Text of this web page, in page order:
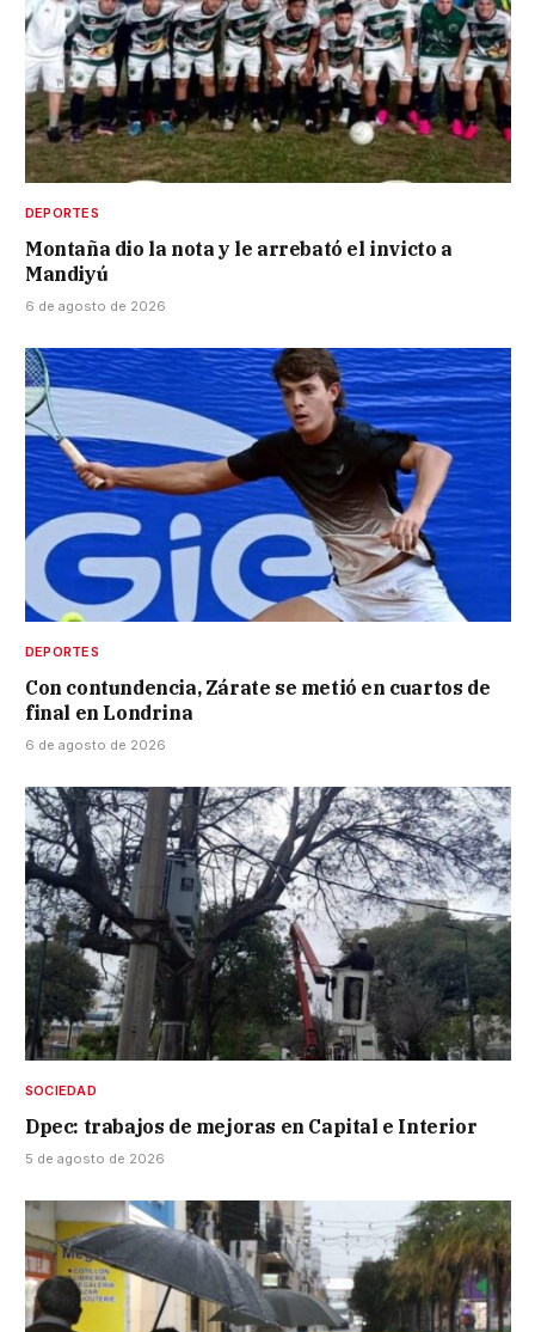
DEPORTES
Montaña dio la nota y le arrebató el invicto a
Mandiyú
6 de agosto de 2026
DEPORTES
Con contundencia, Zárate se metió en cuartos de
final en Londrina
6 de agosto de 2026
SOCIEDAD
Dpec: trabajos de mejoras en Capital e Interior
5 de agosto de 2026